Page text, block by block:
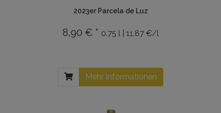
2023er Parcela de Luz
8,90 € * 0.75 l | 11,87 €/l
Mehr Informationen